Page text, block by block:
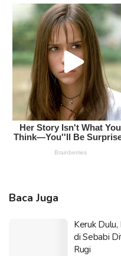
Baca Juga
Keruk Dulu,
di Sebabi
Rugi